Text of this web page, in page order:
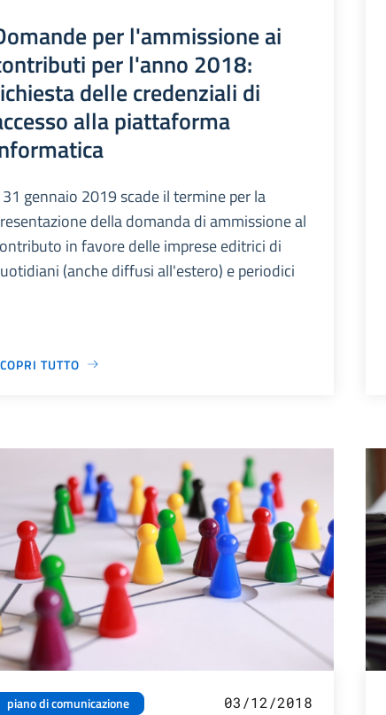
per l'ammissione ai
per l'anno 2018:
delle credenziali di
alla piattaforma
31 gennaio 2019 scade il termine per la
della domanda di ammissione al
in favore delle imprese editrici di
(anche diffusi all'estero) e periodici
TUTTO
piano di comunicazione
03/12/2018